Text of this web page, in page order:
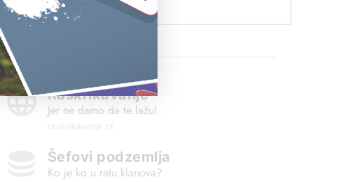
Raskrikavanje
Jer ne damo da te lažu!
raskrikavanje.rs
Šefovi podzemlja
Ko je ko u ratu klanova?